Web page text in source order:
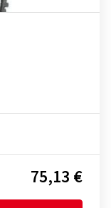
75,13 €